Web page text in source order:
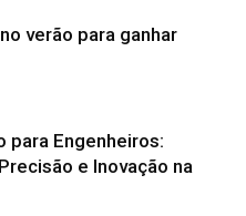
verão para ganhar
para Engenheiros:
e Inovação na